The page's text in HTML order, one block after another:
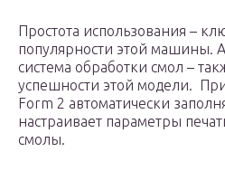
Простота использования –
популярности этой машины.
система обработки смол –
успешности этой модели.
Form 2 автоматически
настраивает параметры
смолы.